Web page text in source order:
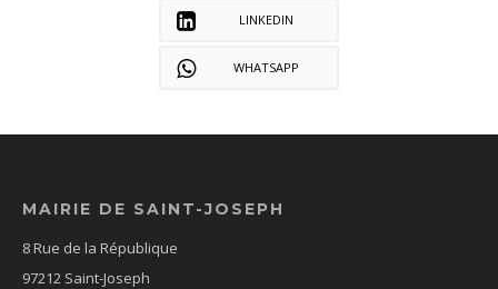
LINKEDIN
WHATSAPP
MAIRIE DE SAINT-JOSEPH
8 Rue de la République
97212 Saint-Joseph